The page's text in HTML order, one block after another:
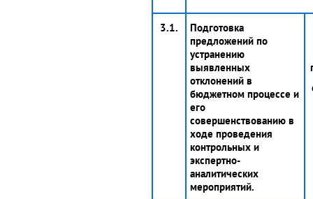
3.1.
Подготовка
предложений по
устранению
выявленных
отклонений в
бюджетном процессе и
его
совершенствованию в
ходе проведения
контрольных и
экспертно-
аналитических
мероприятий.